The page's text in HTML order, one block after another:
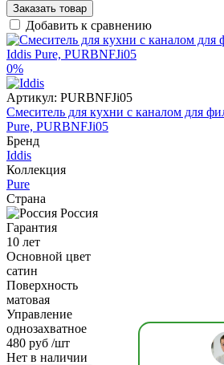
Заказать товар
Добавить к сравнению
0%
Артикул: PURBNFJi05
Смеситель для кухни с каналом для
Pure, PURBNFJi05
Бренд
Iddis
Коллекция
Pure
Страна
Россия
Гарантия
10 лет
Основной цвет
сатин
Поверхность
матовая
Управление
однозахватное
480 руб /шт
Нет в наличии